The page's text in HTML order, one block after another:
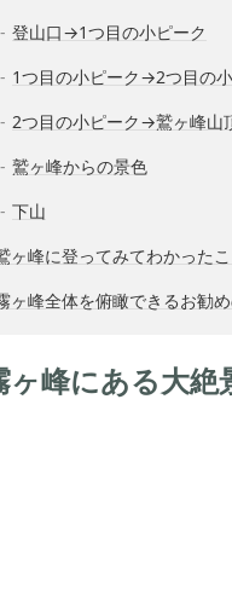
登山口→1つ目の小ピーク
1つ目の小ピーク→2つ目の
2つ目の小ピーク→鷲ヶ峰山
鷲ヶ峰からの景色
下山
ヶ峰に登ってみてわかったこ
ヶ峰全体を俯瞰できるお勧
ヶ峰にある大絶